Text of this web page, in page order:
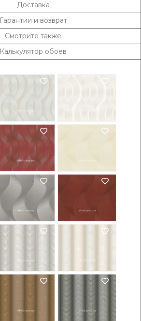
Доставка
Гарантии и возврат
Смотрите также
Калькулятор обоев